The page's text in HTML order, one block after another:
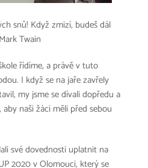
snů! Když zmizí, budeš dál
Twain
řídíme, a právě v tuto
I když se na jaře zavřely
my jsme se dívali dopředu a
naši žáci měli před sebou
své dovednosti uplatnit na
2020 v Olomouci, který se